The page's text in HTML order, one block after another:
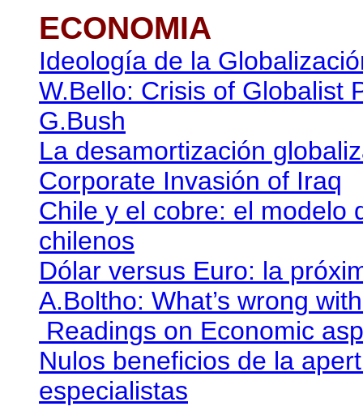
ECONOMIA
Ideología de la
W.Bello: Crisis of Globalist
G.Bush
La desamortización
Corporate Invasión of Iraq
Chile y el cobre: el modelo
chilenos
Dólar versus Euro: la
A.Boltho: What’s wrong
Readings on Economic
Nulos beneficios de la
especialistas